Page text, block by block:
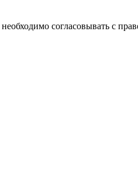
согласовывать с